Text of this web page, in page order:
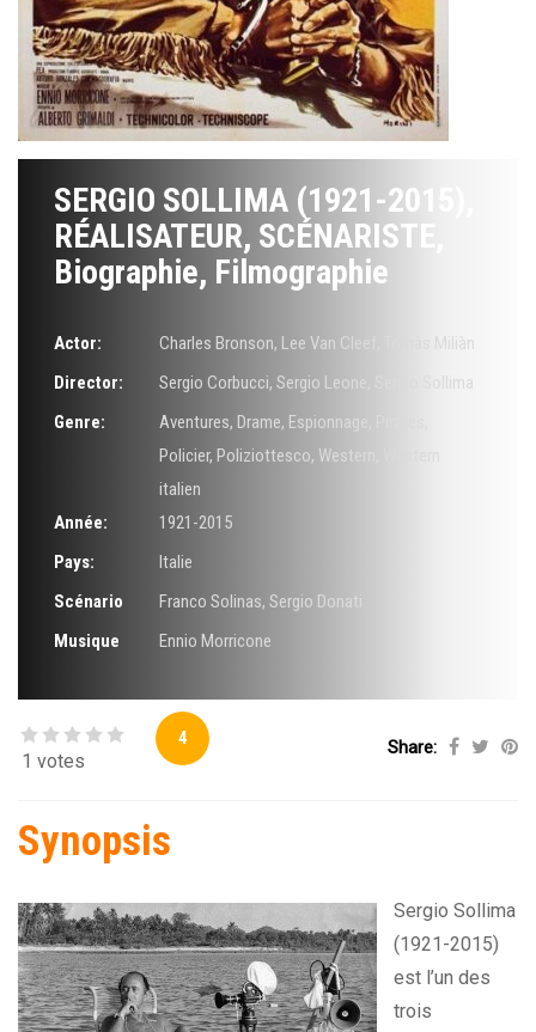
SERGIO SOLLIMA (1921-2015),
RÉALISATEUR, SCÉNARISTE,
Biographie, Filmographie
Actor: Charles Bronson, Lee Van Cleef
Tomàs Miliàn
Director:
Sergio Corbucci, Sergio Leone
Sergio Sollima
Genre:
Aventures, Drame, Espionnage
Policier, Poliziottesco, Western
italien
Année:
1921-2015
Pays:
Italie
Scénario
Franco Solinas, Sergio Donati
Musique
Ennio Morricone
1 votes
4 Share:
Synopsis
Sergio Sollima
(1921-2015)
est l’un des
trois